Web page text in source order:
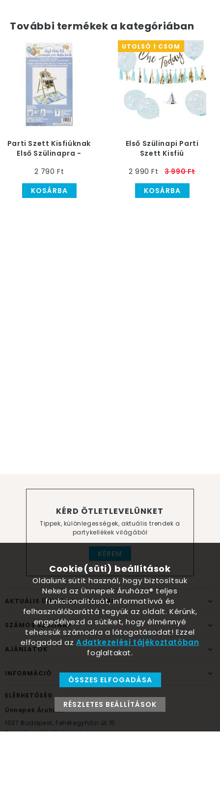
További termékek a kategóriában
Parti Szett Kisfiúknak
Első Szülinapra -
2 790 Ft
KOSÁRBA
UTOLSÓ 1 CSOM
Első Szülinapi Parti
Szett Kisfiú
2 990 Ft
3 990 Ft
KOSÁRBA
KÉRD ÖTLETLEVELÜNKET
Tippek, különlegességek, aktuális trendek a
partykellékek világából
KÉREM
AKTUÁLIS ÜNNEPEK, ALKALMAK
SZÁMOS SZÜLINAP
AJÁNLATOK
INFORMÁCIÓ
ELÉRHETŐSÉG
Ünnepek Áruháza
1037 Budapest, Fehéregyházi út 15.
Személyes átvételi pont
Cookie(süti) beállítások
Oldalunk sütit használ, hogy biztosítsuk
Neked az Ünnepek Áruháza® teljes
funkcionalitását, informatívvá és
felhasználóbaráttá tegyük az oldalt. Kérünk,
engedélyezd a sütiket, hogy élménnyé
tehessük számodra a látogatásodat! Ezzel
elfogadod azAdatkezelési tájékoztatóban
foglaltakat.
ÖSSZES ELFOGADÁSA
RÉSZLETES BEÁLLÍTÁSOK